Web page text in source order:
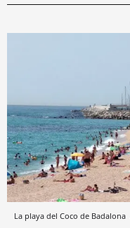
La playa del Coco de Badalona